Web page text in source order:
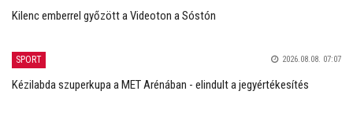
Kilenc emberrel győzött a Videoton a Sóstón
SPORT 2026.08.08. 07:07
Kézilabda szuperkupa a MET Arénában - elindult a jegyértékesítés